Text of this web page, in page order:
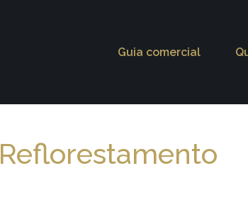
Guia comercial